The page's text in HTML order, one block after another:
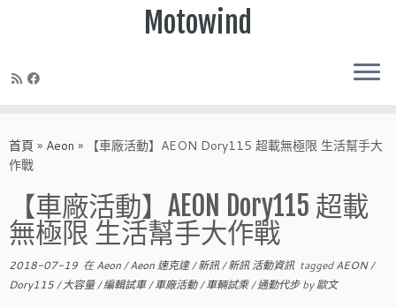
to
content
Motowind
首頁 » Aeon »
【車廠活動】AEON Dory115 超載無極限 生活幫手大
作戰
【車廠活動】AEON Dory115 超載
無極限 生活幫手大作戰
2018-07-19 在Aeon/Aeon 速克達/新訊/新訊 活動資訊 taggedAEON/
Dory115/大容量/編輯試車/車廠活動/車輛試乘/通勤代步by歐文